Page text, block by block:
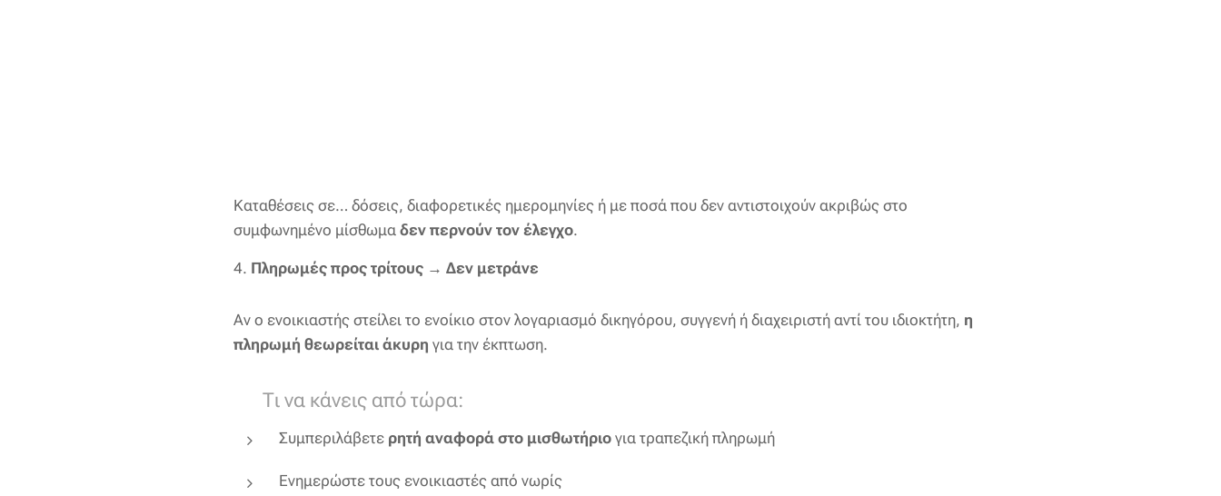
Καταθέσεις σε… δόσεις, διαφορετικές ημερομηνίες ή με ποσά που δεν αντιστοιχούν ακριβώς στο
συμφωνημένο μίσθωμα δεν περνούν τον έλεγχο.
4. Πληρωμές προς τρίτους → Δεν μετράνε
Αν ο ενοικιαστής στείλει το ενοίκιο στον λογαριασμό δικηγόρου, συγγενή ή διαχειριστή αντί του ιδιοκτήτη, η
πληρωμή θεωρείται άκυρη για την έκπτωση.
📌 Τι να κάνεις από τώρα:
Συμπεριλάβετε ρητή αναφορά στο μισθωτήριο για τραπεζική πληρωμή
Ενημερώστε τους ενοικιαστές από νωρίς